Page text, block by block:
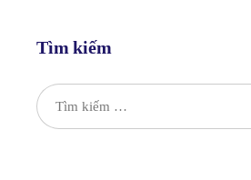
Tìm kiếm